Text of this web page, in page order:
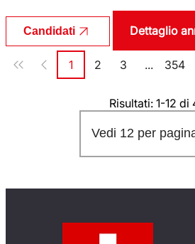
Candidati Dettaglio
Paginazione
Pagina
1 Pagina
2 Pagina
3 ... 354
Risultati: 1-12 di
Vedi 12 per